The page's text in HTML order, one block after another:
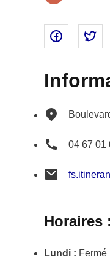
04 67 01
Horaires :
Lundi : Fermé